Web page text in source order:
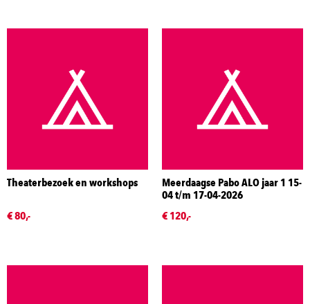
Theaterbezoek en workshops
€ 80,-
Meerdaagse Pabo ALO jaar 1 15-
04 t/m 17-04-2026
€ 120,-